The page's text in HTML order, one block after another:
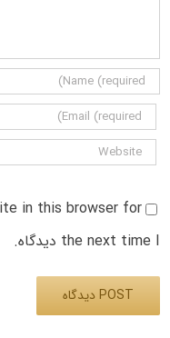
in this browser for
the next time I دیدگاه.